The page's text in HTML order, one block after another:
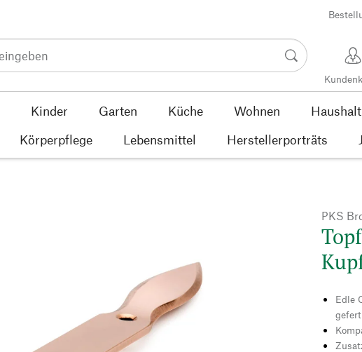
Kinder Garten Küche Wohnen Haushalt
Körperpflege Lebensmittel Herstellerporträts
PKS
Edle